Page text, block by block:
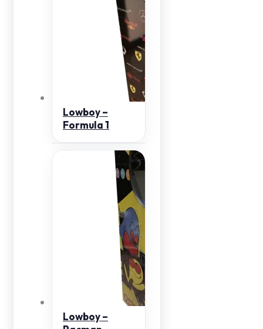
Lowboy –
Formula 1
Lowboy –